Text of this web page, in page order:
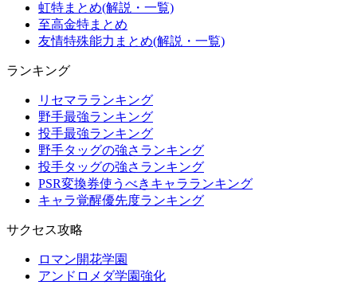
虹特まとめ(解説・一覧)
至高金特まとめ
友情特殊能力まとめ(解説・一覧)
ランキング
リセマラランキング
野手最強ランキング
投手最強ランキング
野手タッグの強さランキング
投手タッグの強さランキング
PSR変換券使うべきキャラランキング
キャラ覚醒優先度ランキング
サクセス攻略
ロマン開花学園
アンドロメダ学園強化